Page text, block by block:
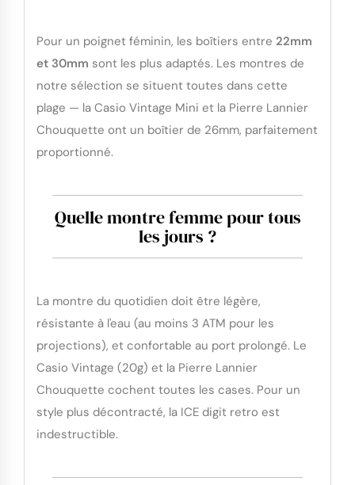
Pour un poignet féminin, les boîtiers entre 22mm
et 30mm sont les plus adaptés. Les montres de
notre sélection se situent toutes dans cette
plage — la Casio Vintage Mini et la Pierre Lannier
Chouquette ont un boîtier de 26mm, parfaitement
proportionné.
Quelle montre femme pour tous
les jours ?
La montre du quotidien doit être légère,
résistante à l'eau (au moins 3 ATM pour les
projections), et confortable au port prolongé. Le
Casio Vintage (20g) et la Pierre Lannier
Chouquette cochent toutes les cases. Pour un
style plus décontracté, la ICE digit retro est
indestructible.